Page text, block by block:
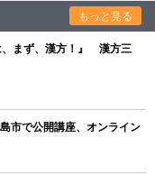
もっと見る
、まず、漢方！』 漢方三
市で公開講座、オンライン